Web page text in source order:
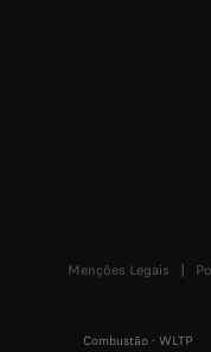
Menções Legais
Combustão - WLTP